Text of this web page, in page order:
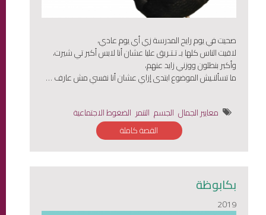
صحيت في يوم رايح المدرسة زي أي يوم عادي،
لاقيت الناس كلها بـ تـتـريق عليا عشان أنا لابس أكبر تي شيرت،
وأكبر بنطلون ووزني زايد عنهم،
ما تسألنـيش الموضوع ابتدى إزاي عشان أنا نفسي مش عارف …
معايير الجمال الجسم التنمر الضغوط الاجتماعية
القصة كاملة
بكابوظة
2019